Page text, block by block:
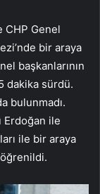
CHP Genel
bir araya
başkanlarının
dakika sürdü.
bulunmadı.
Erdoğan ile
ile bir araya